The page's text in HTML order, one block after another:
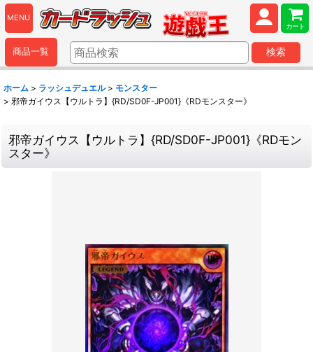
MENU
カート
商品一覧 検索
ホーム > ラッシュデュエル > モンスター
> 邪帝ガイウス【ウルトラ】{RD/SD0F-JP001}《RDモンスター》
邪帝ガイウス【ウルトラ】{RD/SD0F-JP001}《RDモン
スター》